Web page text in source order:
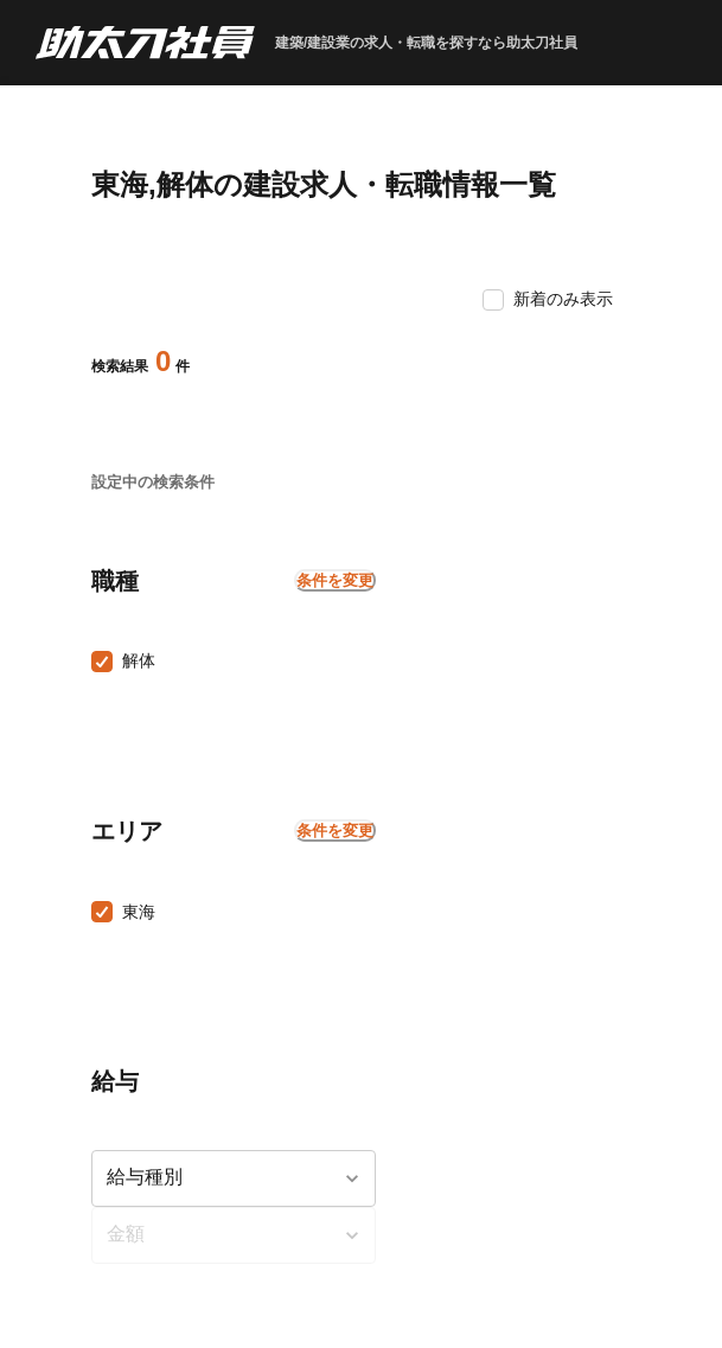
建築/建設業の求人・転職を探すなら助太刀社員
東海,解体の建設求人・転職情報一覧
検索結果 0 件
設定中の検索条件
職種 条件を変更
解体
エリア 条件を変更
東海
給与
新着のみ表示